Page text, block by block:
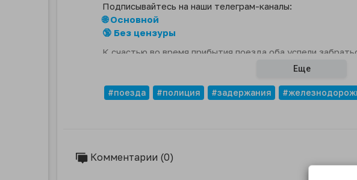
Подписывайтесь на наши телеграм-каналы:
🌐 Основной
🔞 Без цензуры
К счастью во время прибытия поезда оба успели
Еще
#поезда #полиция #задержания
Комментарии (0)